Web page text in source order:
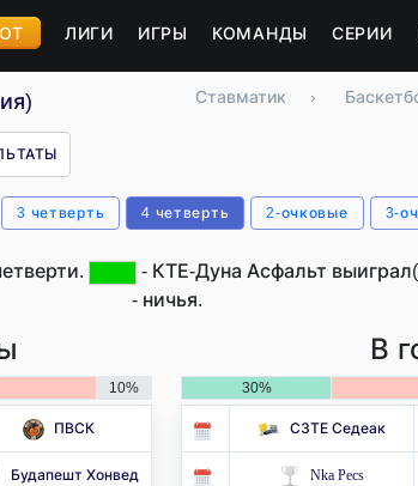
ЛИГИ ИГРЫ КОМАНДЫ СЕРИИ
Ставматик ›
3 четверть 4 четверть 2-очковые 3-
- КТЕ-Дуна Асфальт
- ничья.
10%
ПВСК
Будапешт Хонвед
В
30%
СЗТЕ Седеак
Nka Pecs